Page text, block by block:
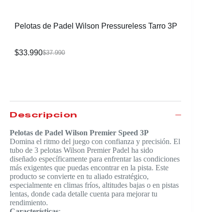
Pelotas de Padel Wilson Pressureless Tarro 3P
$37.990
$33.990
Descripción
Pelotas de Padel Wilson Premier Speed 3P
Domina el ritmo del juego con confianza y precisión. El
tubo de 3 pelotas Wilson Premier Padel ha sido
diseñado específicamente para enfrentar las condiciones
más exigentes que puedas encontrar en la pista. Este
producto se convierte en tu aliado estratégico,
especialmente en climas fríos, altitudes bajas o en pistas
lentas, donde cada detalle cuenta para mejorar tu
rendimiento.